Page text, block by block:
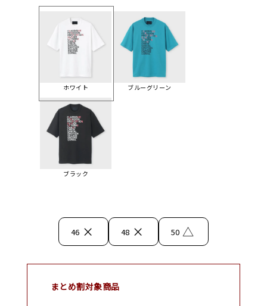
ホワイト ブルーグリーン
ブラック
46 × 48 × 50 △
まとめ割対象商品